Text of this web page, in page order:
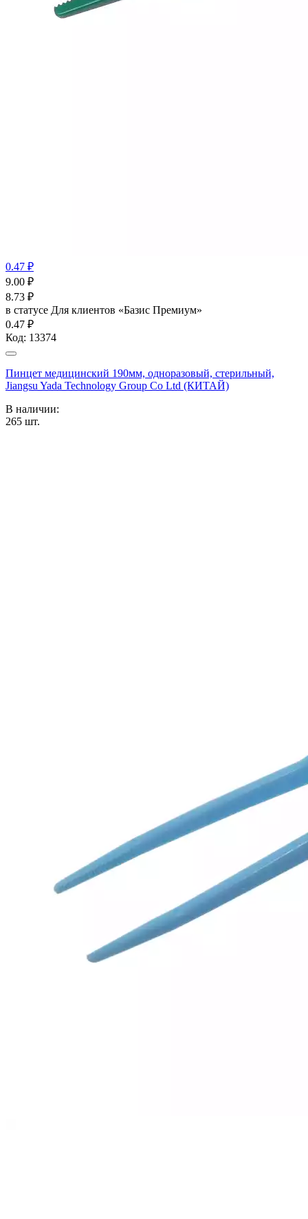
0.47 ₽
9.00 ₽
8.73 ₽
в статусе Для клиентов «Базис Премиум»
0.47 ₽
Код: 13374
Пинцет медицинский 190мм, одноразовый, стерильный,
Jiangsu Yada Technology Group Co Ltd (КИТАЙ)
В наличии:
265 шт.